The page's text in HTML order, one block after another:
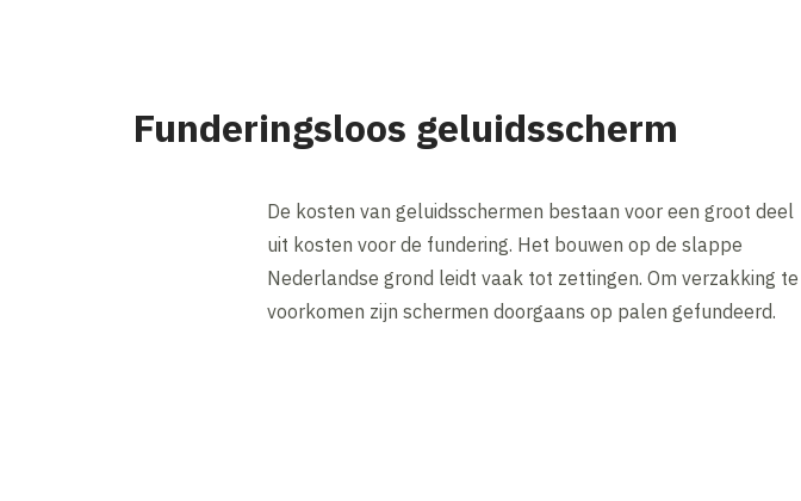
Funderingsloos geluidsscherm
De kosten van geluidsschermen bestaan voor een groot deel
uit kosten voor de fundering. Het bouwen op de slappe
Nederlandse grond leidt vaak tot zettingen. Om verzakking te
voorkomen zijn schermen doorgaans op palen gefundeerd.